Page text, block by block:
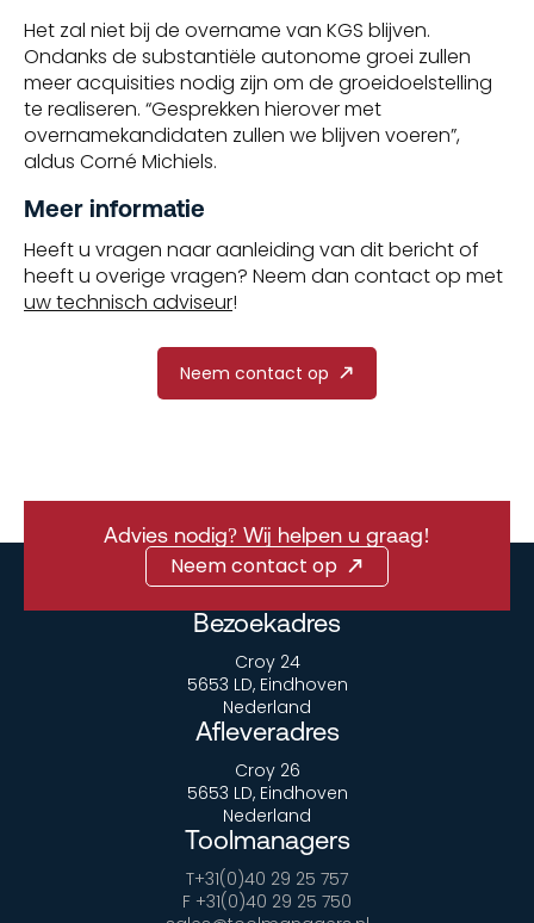
Het zal niet bij de overname van KGS blijven.
Ondanks de substantiële autonome groei zullen
meer acquisities nodig zijn om de groeidoelstelling
te realiseren. “Gesprekken hierover met
overnamekandidaten zullen we blijven voeren”,
aldus Corné Michiels.
Meer informatie
Heeft u vragen naar aanleiding van dit bericht of
heeft u overige vragen? Neem dan contact op met
uw technisch adviseur!
Neem contact op
Advies nodig? Wij helpen u graag!
Neem contact op
Bezoekadres
Croy 24
5653 LD, Eindhoven
Nederland
Afleveradres
Croy 26
5653 LD, Eindhoven
Nederland
Toolmanagers
T+31(0)40 29 25 757
F +31(0)40 29 25 750